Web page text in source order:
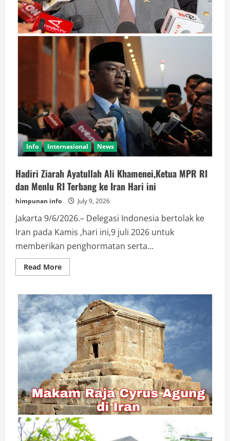
Info Internasional News
Hadiri Ziarah Ayatullah Ali Khamenei,Ketua MPR RI
dan Menlu RI Terbang ke Iran Hari ini
himpunan info July 9, 2026
Jakarta 9/6/2026.– Delegasi Indonesia bertolak ke
Iran pada Kamis ,hari ini,9 juli 2026 untuk
memberikan penghormatan serta...
Read MoreRead
more
Ziarah
Ayatullah
Ali
Khamenei,Ketua
MPR
RI
dan
Menlu
RI
Terbang
ke
Iran
Hari
ini